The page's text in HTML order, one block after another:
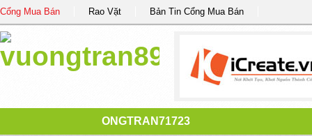
Cổng Mua Bán Rao Vặt Bản Tin Cổng Mua Bán
ONGTRAN71723